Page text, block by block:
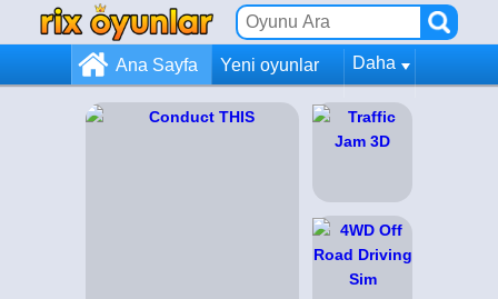
Ana Sayfa Yeni oyunlar Daha